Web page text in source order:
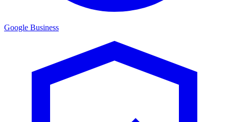
Google Business